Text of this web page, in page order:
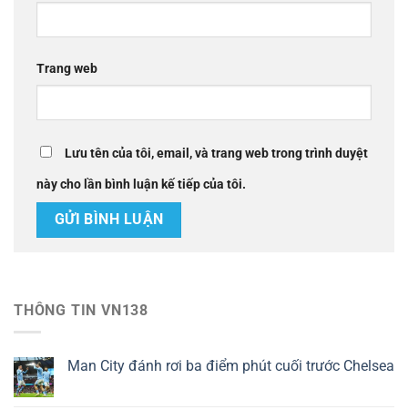
Trang web
Lưu tên của tôi, email, và trang web trong trình duyệt
này cho lần bình luận kế tiếp của tôi.
THÔNG TIN VN138
Man City đánh rơi ba điểm phút cuối trước Chelsea